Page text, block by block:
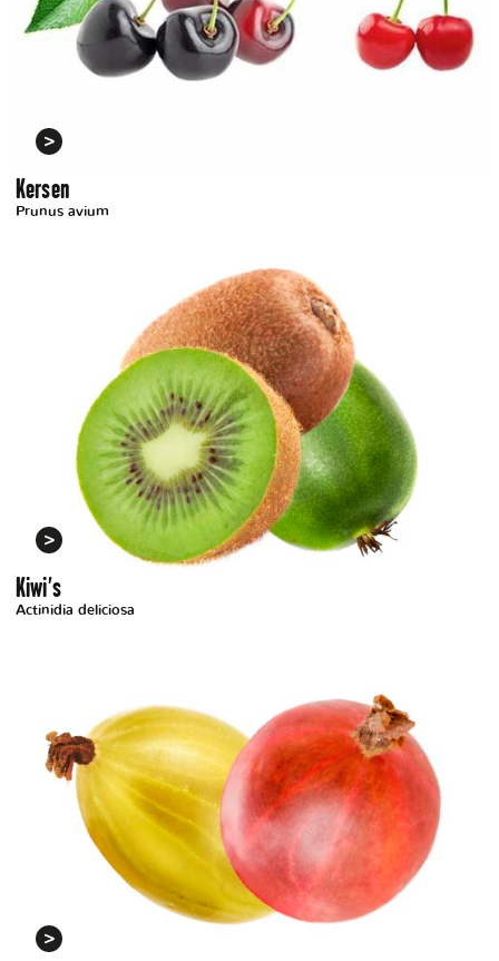
Kersen
Prunus avium
Kiwi's
Actinidia deliciosa